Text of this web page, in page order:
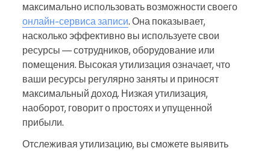
максимально использовать возможности своего
онлайн-сервиса записи. Она показывает,
насколько эффективно вы используете свои
ресурсы — сотрудников, оборудование или
помещения. Высокая утилизация означает, что
ваши ресурсы регулярно заняты и приносят
максимальный доход. Низкая утилизация,
наоборот, говорит о простоях и упущенной
прибыли.
Отслеживая утилизацию, вы сможете выявить